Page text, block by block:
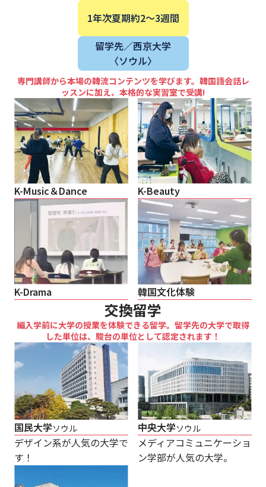
1年次夏期約2〜3週間
留学先／西京大学
〈ソウル〉
専門講師から本場の韓流コンテンツを学びます。韓国語会話レ
ッスンに加え、本格的な実習室で受講!
K-Music＆Dance K-Beauty
K-Drama 韓国文化体験
交換留学
編入学前に大学の授業を体験できる留学。留学先の大学で取得
した単位は、駿台の単位として認定されます！
国民大学ソウル
デザイン系が人気の大学で
す！
中央大学ソウル
メディアコミュニケーショ
ン学部が人気の大学。